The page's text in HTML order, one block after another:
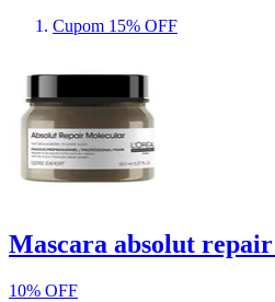
Cupom 15% OFF
Mascara absolut
10% OFF